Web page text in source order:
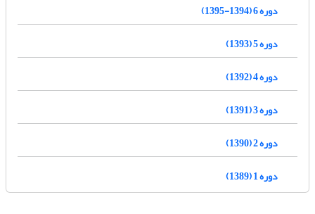
دوره 6 (1394-1395)
دوره 5 (1393)
دوره 4 (1392)
دوره 3 (1391)
دوره 2 (1390)
دوره 1 (1389)